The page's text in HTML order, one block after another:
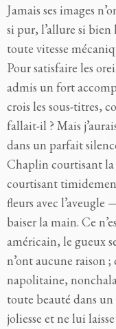
Jamais ses images
si pur, l’allure si
toute vitesse
Pour satisfaire les
admis un fort
crois les sous-titres,
fallait-il ? Mais
dans un parfait
Chaplin courtisant la
courtisant
fleurs avec
baiser la main. Ce
américain, le gueux
n’ont aucune raison
napolitaine,
toute beauté dans
joliesse et ne lui